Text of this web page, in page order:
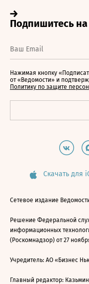
Нажимая кнопку
от «Ведомости» и
Политику по защите
Скачать для
Сетевое издание
Решение Федеральной
информационных
(Роскомнадзор) от 27
Учредитель: АО «Бизнес
Главный редактор: